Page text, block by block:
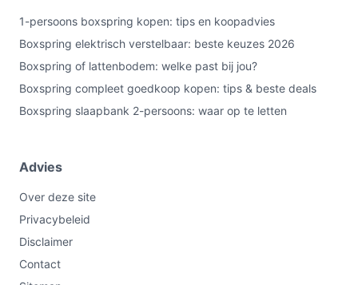
1-persoons boxspring kopen: tips en koopadvies
Boxspring elektrisch verstelbaar: beste keuzes 2026
Boxspring of lattenbodem: welke past bij jou?
Boxspring compleet goedkoop kopen: tips & beste deals
Boxspring slaapbank 2-persoons: waar op te letten
Advies
Over deze site
Privacybeleid
Disclaimer
Contact